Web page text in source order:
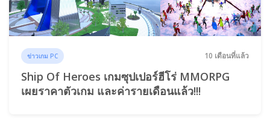
ข่าวเกม PC 10 เดือนที่แล้ว
Ship Of Heroes เกมซุปเปอร์ฮีโร่ MMORPG
เผยราคาตัวเกม และค่ารายเดือนแล้ว!!!